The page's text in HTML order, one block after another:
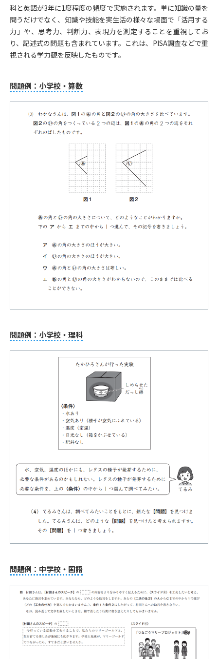
科と英語が3年に1度程度の頻度で実施されます。単に知識の量を
問うだけでなく、知識や技能を実生活の様々な場面で「活用する
力」や、思考力、判断力、表現力を測定することを重視してお
り、記述式の問題も含まれています。これは、PISA調査などで重
視される学力観を反映したものです。
問題例：小学校・算数
問題例：小学校・理科
問題例：中学校・国語